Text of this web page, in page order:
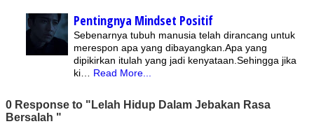
Pentingnya Mindset Positif
Sebenarnya tubuh manusia telah dirancang untuk
merespon apa yang dibayangkan.Apa yang
dipikirkan itulah yang jadi kenyataan.Sehingga jika
ki… Read More...
0 Response to "Lelah Hidup Dalam Jebakan Rasa
Bersalah "